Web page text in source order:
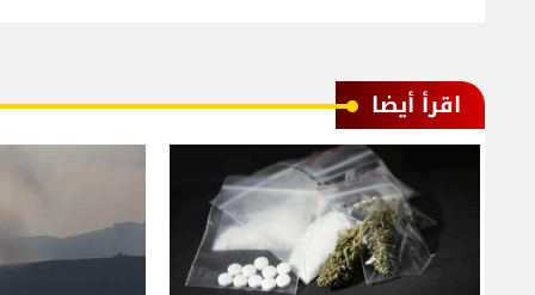
اقرأ أيضا